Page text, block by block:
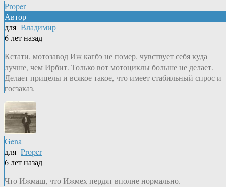
Proper
Автор
для Владимир
6 лет назад
Кстати, мотозавод Иж кагбэ не помер, чувствует себя куда
лучше, чем Ирбит. Только вот мотоциклы больше не делает.
Делает прицелы и всякое такое, что имеет стабильный спрос и
госзаказ.
Gena
для Proper
6 лет назад
Что Ижмаш, что Ижмех пердят вполне нормально.